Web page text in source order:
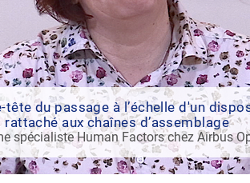
tête du passage à l’échelle d'un
aux chaînes d’assemblage
spécialiste Human Factors chez Airbus